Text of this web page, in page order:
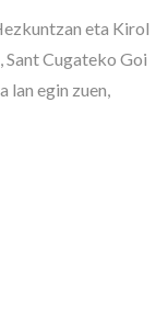
eta Kirol
Cugateko Goi
lan egin zuen,